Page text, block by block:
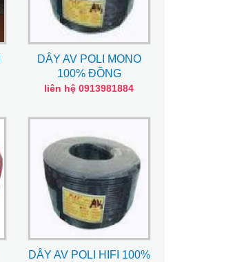
DÂY AV POLI MONO
100% ĐỒNG
liên hệ 0913981884
DÂY AV POLI HIFI 100%